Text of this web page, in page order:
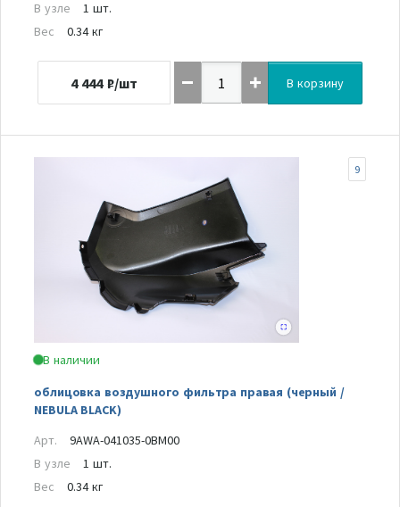
В узле
1 шт.
Вес
0.34 кг
4 444 ₽/шт В корзину
В наличии
облицовка воздушного фильтра правая (черный /
NEBULA BLACK)
9
Арт.
9AWA-041035-0BM00
В узле
1 шт.
Вес
0.34 кг